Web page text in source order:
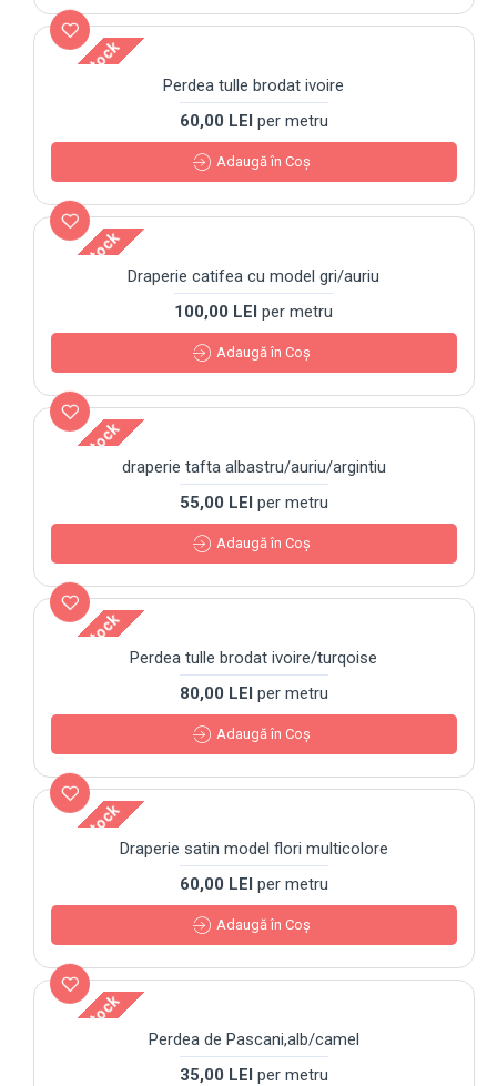
Out Of Stock
Perdea tulle brodat ivoire
60,00 LEI per metru
Adaugă în Coş
Out Of Stock Draperie catifea cu model gri/auriu
100,00 LEI per metru
Adaugă în Coş
Out Of Stockdraperie tafta albastru/auriu/argintiu
55,00 LEI per metru
Adaugă în Coş
Out Of Stock Perdea tulle brodat ivoire/turqoise
80,00 LEI per metru
Adaugă în Coş
Out Of StockDraperie satin model flori multicolore
60,00 LEI per metru
Adaugă în Coş
Out Of Stock
Perdea de Pascani,alb/camel
35,00 LEI per metru